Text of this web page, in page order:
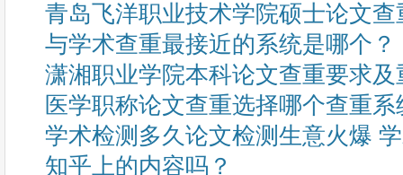
青岛飞洋职业技术学院硕士论文
与学术查重最接近的系统是哪个？
潇湘职业学院本科论文查重要求及
医学职称论文查重选择哪个查重系
学术检测多久论文检测生意火爆
知乎上的内容吗？